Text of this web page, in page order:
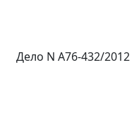
Дело N А76-432/2012